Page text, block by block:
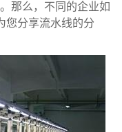
那么，不同的企业如
您分享流水线的分